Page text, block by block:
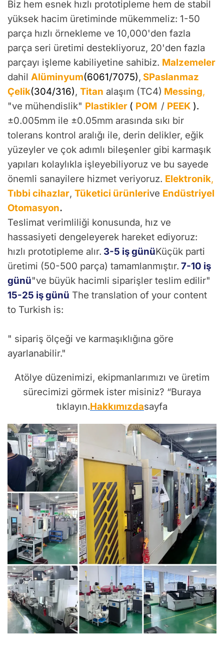
Biz hem esnek hızlı prototipleme hem de stabil
yüksek hacim üretiminde mükemmeliz: 1-50
parça hızlı örnekleme ve 10,000'den fazla
parça seri üretimi destekliyoruz, 20'den fazla
parçayı işleme kabiliyetine sahibiz. Malzemeler
dahil Alüminyum(6061/7075), SPaslanmaz
Çelik(304/316), Titan alaşım (TC4) Messing,
"ve mühendislik" Plastikler ( POM / PEEK ).
±0.005mm ile ±0.05mm arasında sıkı bir
tolerans kontrol aralığı ile, derin delikler, eğik
yüzeyler ve çok adımlı bileşenler gibi karmaşık
yapıları kolaylıkla işleyebiliyoruz ve bu sayede
önemli sanayilere hizmet veriyoruz. Elektronik,
Tıbbi cihazlar, Tüketici ürünlerive Endüstriyel
Otomasyon.
Teslimat verimliliği konusunda, hız ve
hassasiyeti dengeleyerek hareket ediyoruz:
hızlı prototipleme alır. 3-5 iş günüKüçük parti
üretimi (50-500 parça) tamamlanmıştır. 7-10 iş
günü"ve büyük hacimli siparişler teslim edilir"
15-25 iş günü The translation of your content
to Turkish is:
" sipariş ölçeği ve karmaşıklığına göre
ayarlanabilir."
Atölye düzenimizi, ekipmanlarımızı ve üretim
sürecimizi görmek ister misiniz? “Buraya
tıklayın.Hakkımızdasayfa